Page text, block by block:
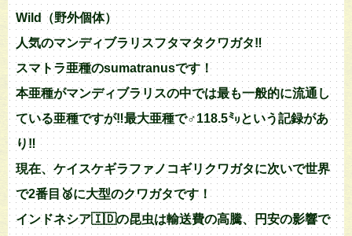
Wild（野外個体）
人気のマンディブラリスフタマタクワガタ‼︎
スマトラ亜種のsumatranusです！
本亜種がマンディブラリスの中では最も一般的に流通し
ている亜種ですが‼︎最大亜種で♂118.5㍉という記録があ
り‼️
現在、ケイスケギラファノコギリクワガタに次いで世界
で2番目🥈に大型のクワガタです！
インドネシア🇮🇩の昆虫は輸送費の高騰、円安の影響で